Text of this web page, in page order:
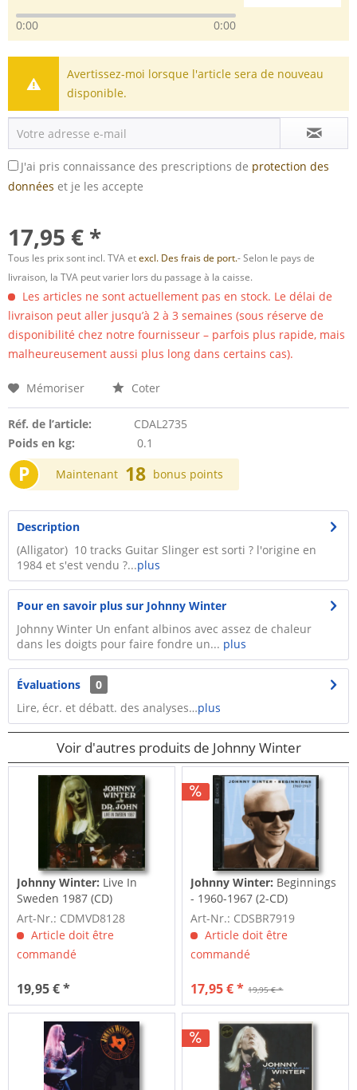
0:00 0:00
Avertissez-moi lorsque l'article sera de nouveau
disponible.
J'ai pris connaissance des prescriptions de protection des
données et je les accepte
17,95 € *
Tous les prix sont incl. TVA etexcl. Des frais de port.- Selon le pays de
livraison, la TVA peut varier lors du passage à la caisse.
Les articles ne sont actuellement pas en stock. Le délai de
livraison peut aller jusqu’à 2 à 3 semaines (sous réserve de
disponibilité chez notre fournisseur – parfois plus rapide, mais
malheureusement aussi plus long dans certains cas).
Mémoriser Coter
Réf. de l’article:
CDAL2735
Poids en kg:
0.1
P Maintenant 18 bonus points
Description
(Alligator) 10 tracks Guitar Slinger est sorti ? l'origine en
1984 et s'est vendu ?...plus
Pour en savoir plus sur Johnny Winter
Johnny Winter Un enfant albinos avec assez de chaleur
dans les doigts pour faire fondre un... plus
Évaluations
0
Lire, écr. et débatt. des analyses…plus
Voir d'autres produits de Johnny Winter
Johnny Winter: Live In
Sweden 1987 (CD)
Art-Nr.: CDMVD8128
Article doit être
commandé
19,95 € *
Johnny Winter: Beginnings
- 1960-1967 (2-CD)
Art-Nr.: CDSBR7919
Article doit être
commandé
19,95 € *
17,95 € *